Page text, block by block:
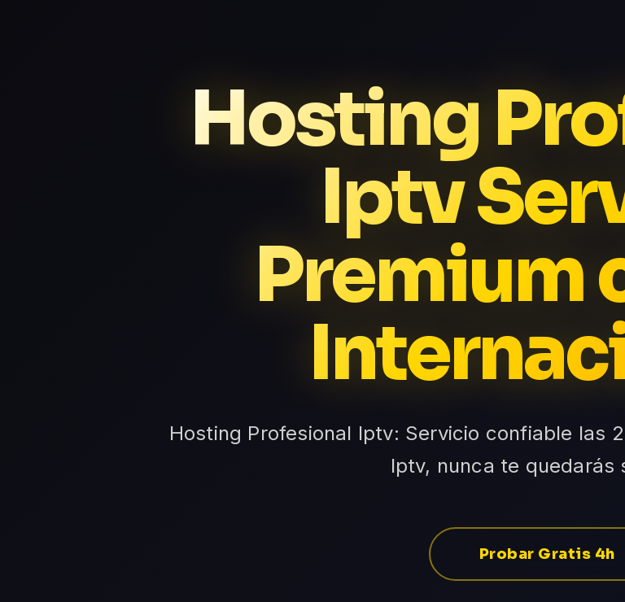
Hosting
Iptv
Premium
Hosting Profesional Iptv: Servicio confiable las
Iptv, nunca te quedarás
Probar Gratis 4h